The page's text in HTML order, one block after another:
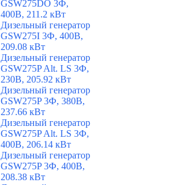
GSW275DO 3Ф,
400В, 211.2 кВт
Дизельный генератор
GSW275I 3Ф, 400В,
209.08 кВт
Дизельный генератор
GSW275P Alt. LS 3Ф,
230В, 205.92 кВт
Дизельный генератор
GSW275P 3Ф, 380В,
237.66 кВт
Дизельный генератор
GSW275P Alt. LS 3Ф,
400В, 206.14 кВт
Дизельный генератор
GSW275P 3Ф, 400В,
208.38 кВт